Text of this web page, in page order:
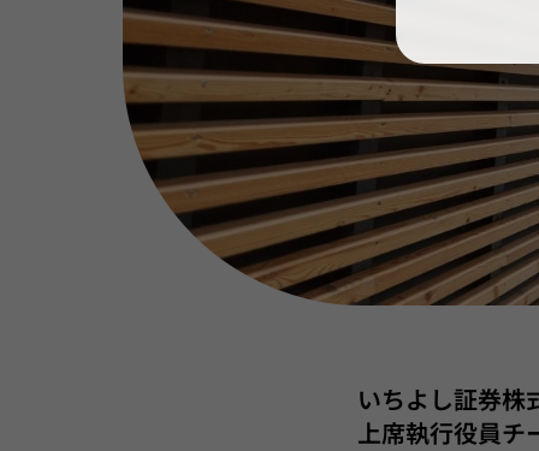
いちよし証券株
上席執行役員チ